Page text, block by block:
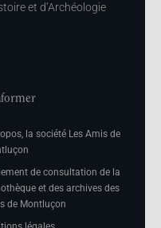
et d’Archéologie
la société Les Amis de
de consultation de la
et des archives des
de Montluçon